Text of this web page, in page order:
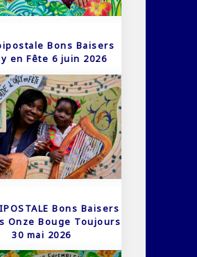
Bons Baisers
en Fête 6 juin 2026
Bons Baisers
Onze Bouge Toujours
30 mai 2026